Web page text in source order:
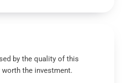
by the quality of this
the investment.